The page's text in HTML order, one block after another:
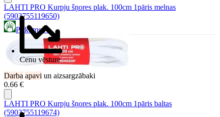
Cenu vēsture
LAHTI PRO Kurpju šņores plak. 100cm 1pāris melnas
(5903755119650)
Pirkums.lv
Darba apavi un aizsargzābaki
0.66 €
LAHTI PRO Kurpju šņores plak. 100cm 1pāris baltas
(5903755119674)